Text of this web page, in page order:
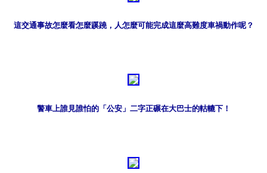
這交通事故怎麼看怎麼蹊蹺，人怎麼可能完成這麼高難度車禍動作呢？
警車上誰見誰怕的「公安」二字正碾在大巴士的軲轆下！